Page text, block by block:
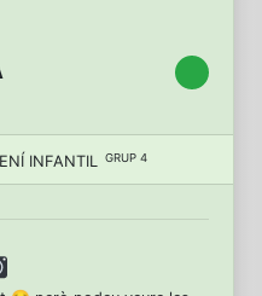
INFANTIL GRUP 4